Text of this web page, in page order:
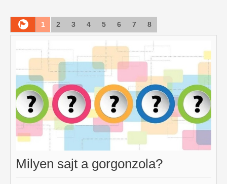
1 2 3 4 5 6 7 8
Milyen sajt a gorgonzola?